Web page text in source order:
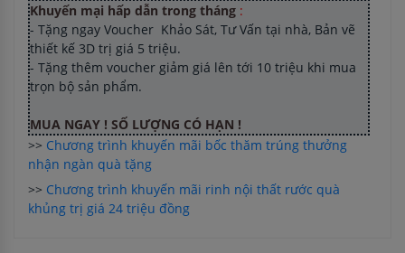
Khuyến mại hấp dẫn trong tháng :
- Tặng ngay Voucher Khảo Sát, Tư Vấn tại nhà, Bản vẽ
thiết kế 3D trị giá 5 triệu.
- Tặng thêm voucher giảm giá lên tới 10 triệu khi mua
trọn bộ sản phẩm.
MUA NGAY ! SỐ LƯỢNG CÓ HẠN !
>> Chương trình khuyến mãi bốc thăm trúng thưởng
nhận ngàn quà tặng
>> Chương trình khuyến mãi rinh nội thất rước quà
khủng trị giá 24 triệu đồng